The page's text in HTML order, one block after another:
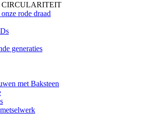
rode draad
generaties
met Baksteen